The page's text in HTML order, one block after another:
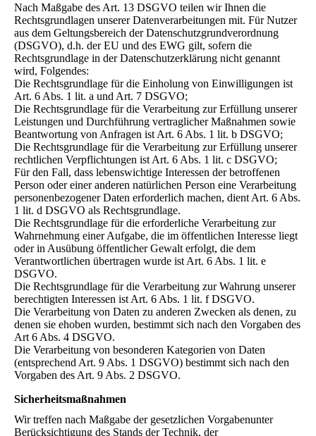
Nach Maßgabe des Art. 13 DSGVO teilen wir Ihnen die
Rechtsgrundlagen unserer Datenverarbeitungen mit. Für Nutzer
aus dem Geltungsbereich der Datenschutzgrundverordnung
(DSGVO), d.h. der EU und des EWG gilt, sofern die
Rechtsgrundlage in der Datenschutzerklärung nicht genannt
wird, Folgendes:
Die Rechtsgrundlage für die Einholung von Einwilligungen ist
Art. 6 Abs. 1 lit. a und Art. 7 DSGVO;
Die Rechtsgrundlage für die Verarbeitung zur Erfüllung unserer
Leistungen und Durchführung vertraglicher Maßnahmen sowie
Beantwortung von Anfragen ist Art. 6 Abs. 1 lit. b DSGVO;
Die Rechtsgrundlage für die Verarbeitung zur Erfüllung unserer
rechtlichen Verpflichtungen ist Art. 6 Abs. 1 lit. c DSGVO;
Für den Fall, dass lebenswichtige Interessen der betroffenen
Person oder einer anderen natürlichen Person eine Verarbeitung
personenbezogener Daten erforderlich machen, dient Art. 6 Abs.
1 lit. d DSGVO als Rechtsgrundlage.
Die Rechtsgrundlage für die erforderliche Verarbeitung zur
Wahrnehmung einer Aufgabe, die im öffentlichen Interesse liegt
oder in Ausübung öffentlicher Gewalt erfolgt, die dem
Verantwortlichen übertragen wurde ist Art. 6 Abs. 1 lit. e
DSGVO.
Die Rechtsgrundlage für die Verarbeitung zur Wahrung unserer
berechtigten Interessen ist Art. 6 Abs. 1 lit. f DSGVO.
Die Verarbeitung von Daten zu anderen Zwecken als denen, zu
denen sie ehoben wurden, bestimmt sich nach den Vorgaben des
Art 6 Abs. 4 DSGVO.
Die Verarbeitung von besonderen Kategorien von Daten
(entsprechend Art. 9 Abs. 1 DSGVO) bestimmt sich nach den
Vorgaben des Art. 9 Abs. 2 DSGVO.
Sicherheitsmaßnahmen
Wir treffen nach Maßgabe der gesetzlichen Vorgabenunter
Berücksichtigung des Stands der Technik, der